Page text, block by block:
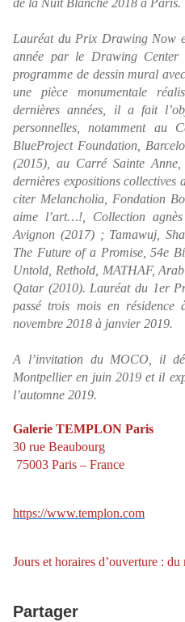
de la Nuit Blanche 2018 à Paris.
Lauréat du Prix Drawing Now
année par le Drawing
programme de dessin mural avec
une pièce monumentale
dernières années, il a fait
personnelles, notamment au
BlueProject Foundation,
(2015), au Carré Sainte
dernières expositions
citer Melancholia , Fondation
aime l’art…!, Collection
Avignon (2017) ; Tamawuj,
The Future of a Promise, 54e
Untold, Rethold, MATHAF,
Qatar (2010). Lauréat du 1er
passé trois mois en
novembre 2018 à janvier 2019.
A l’invitation du MOCO, il
Montpellier en juin 2019 et il
l’automne 2019.
Galerie TEMPLON Paris
30 rue Beaubourg
75003 Paris – France
https://www.templon.com
Jours et horaires d’ouverture :
Partager